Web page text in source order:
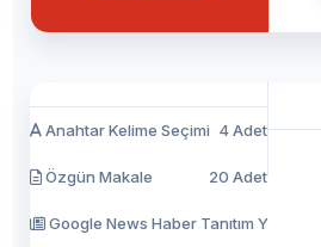
Anahtar Kelime Seçimi 4 Adet
Özgün Makale 20 Adet
Google News Haber Tanıtım Yazısı